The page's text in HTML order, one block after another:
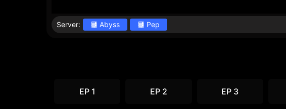
Server: Abyss Pep
EP 1 EP 2 EP 3